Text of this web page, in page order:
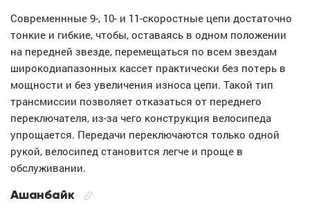
Современнные 9-, 10- и 11-скоростные цепи достаточно
тонкие и гибкие, чтобы, оставаясь в одном положении
на передней звезде, перемещаться по всем звездам
широкодиапазонных кассет практически без потерь в
мощности и без увеличения износа цепи. Такой тип
трансмиссии позволяет отказаться от переднего
переключателя, из-за чего конструкция велосипеда
упрощается. Передачи переключаются только одной
рукой, велосипед становится легче и проще в
обслуживании.
Ашанбайк